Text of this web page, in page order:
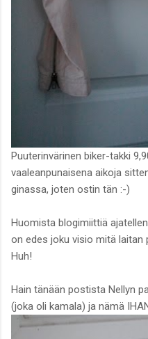
Puuterinvärinen biker-takki
vaaleanpunaisena aikoja
ginassa, joten ostin tän :-)
Huomista blogimiittiä
on edes joku visio mitä laitan
Huh!
Hain tänään postista Nellyn
(joka oli kamala) ja nämä